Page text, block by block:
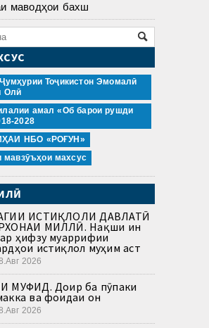
маводҳои бахш
Тоҷикистон Эмомалӣ
Олӣ
амал «Об барои рушди
2028
НБО «РОҒУН»
мавзӯъҳои махсус
ИСТИҚЛОЛИ ДАВЛАТӢ
МИЛЛӢ. Нақши ин
ҳифзу муаррифии
истиқлол муҳим аст
2026
МУФИД. Доир ба пӯпаки
ва фоидаи он
2026